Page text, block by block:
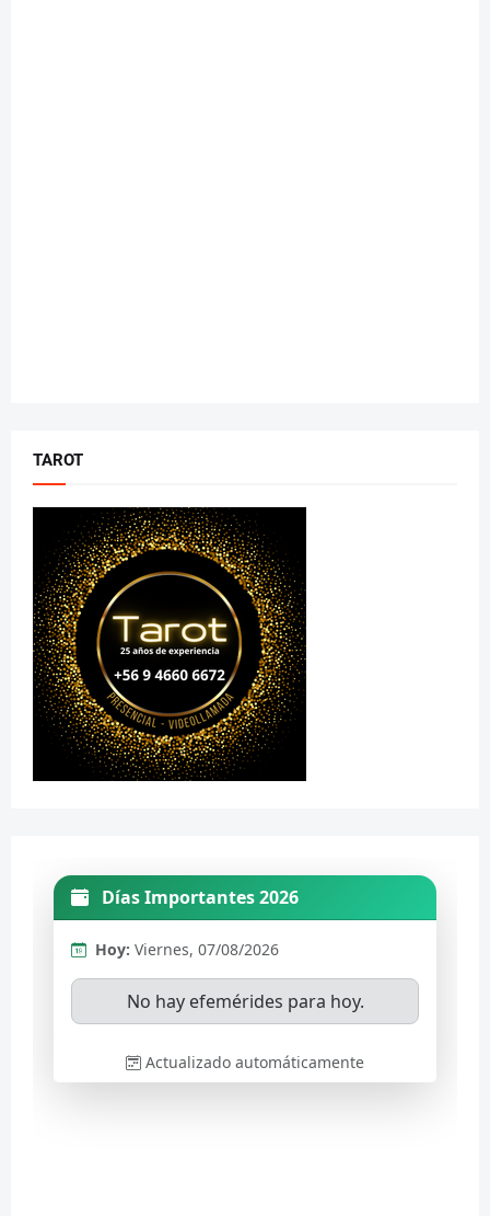
TAROT